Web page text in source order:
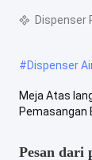
Dispenser
#Dispenser
Meja Atas
Pemasangan
Pesan dari